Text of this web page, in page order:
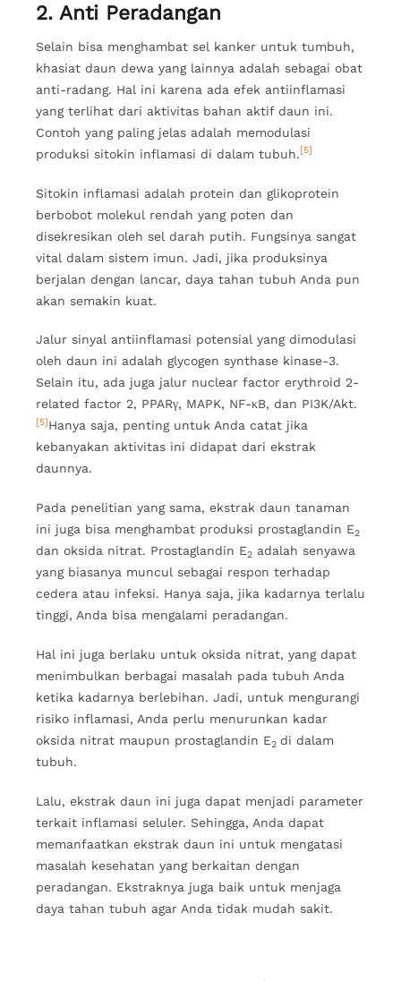
2. Anti Peradangan
Selain bisa menghambat sel kanker untuk tumbuh,
khasiat daun dewa yang lainnya adalah sebagai obat
anti-radang. Hal ini karena ada efek antiinflamasi
yang terlihat dari aktivitas bahan aktif daun ini.
Contoh yang paling jelas adalah memodulasi
produksi sitokin inflamasi di dalam tubuh. [5]
Sitokin inflamasi adalah protein dan glikoprotein
berbobot molekul rendah yang poten dan
disekresikan oleh sel darah putih. Fungsinya sangat
vital dalam sistem imun. Jadi, jika produksinya
berjalan dengan lancar, daya tahan tubuh Anda pun
akan semakin kuat.
Jalur sinyal antiinflamasi potensial yang dimodulasi
oleh daun ini adalah glycogen synthase kinase-3.
Selain itu, ada juga jalur nuclear factor erythroid 2-
related factor 2, PPARγ, MAPK, NF-κB, dan PI3K/Akt.
[5]Hanya saja, penting untuk Anda catat jika
kebanyakan aktivitas ini didapat dari ekstrak
daunnya.
Pada penelitian yang sama, ekstrak daun tanaman
ini juga bisa menghambat produksi prostaglandin E2
dan oksida nitrat. Prostaglandin E2 adalah senyawa
yang biasanya muncul sebagai respon terhadap
cedera atau infeksi. Hanya saja, jika kadarnya terlalu
tinggi, Anda bisa mengalami peradangan.
Hal ini juga berlaku untuk oksida nitrat, yang dapat
menimbulkan berbagai masalah pada tubuh Anda
ketika kadarnya berlebihan. Jadi, untuk mengurangi
risiko inflamasi, Anda perlu menurunkan kadar
oksida nitrat maupun prostaglandin E2 di dalam
tubuh.
Lalu, ekstrak daun ini juga dapat menjadi parameter
terkait inflamasi seluler. Sehingga, Anda dapat
memanfaatkan ekstrak daun ini untuk mengatasi
masalah kesehatan yang berkaitan dengan
peradangan. Ekstraknya juga baik untuk menjaga
daya tahan tubuh agar Anda tidak mudah sakit.